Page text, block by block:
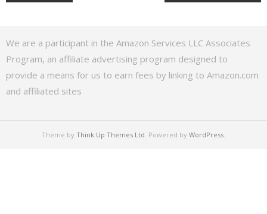
We are a participant in the Amazon Services LLC Associates
Program, an affiliate advertising program designed to
provide a means for us to earn fees by linking to Amazon.com
and affiliated sites
Theme by Think Up Themes Ltd. Powered by WordPress.